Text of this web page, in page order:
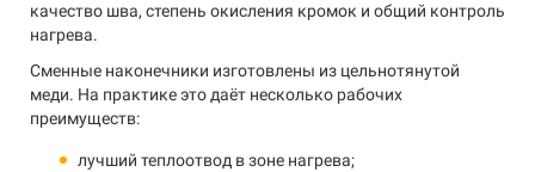
качество шва, степень окисления кромок и общий контроль
нагрева.
Сменные наконечники изготовлены из цельнотянутой
меди. На практике это даёт несколько рабочих
преимуществ:
лучший теплоотвод в зоне нагрева;